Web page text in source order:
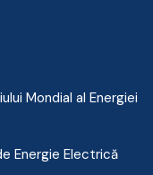
Mondial al Energiei
Energie Electrică